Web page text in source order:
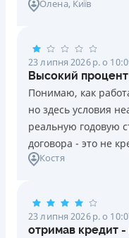
Олена, Київ
23 липня 2026 р. о
Высокий
Понимаю, как
но здесь условия
реальную годовую
договора - это не
Костя
23 липня 2026 р. о
отримав кредит